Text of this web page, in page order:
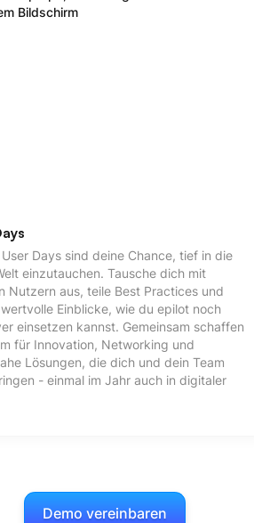
User Days sind deine Chance, tief in die
einzutauchen. Tausche dich mit
Nutzern aus, teile Best Practices und
Einblicke, wie du epilot noch
einsetzen kannst. Gemeinsam schaffen
für Innovation, Networking und
Lösungen, die dich und dein Team
- einmal im Jahr auch in digitaler
Demo vereinbaren